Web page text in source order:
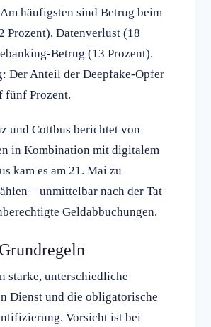
häufigsten sind Betrug beim
Prozent), Datenverlust (18
Betrug (13 Prozent).
Der Anteil der Deepfake-Opfer
fünf Prozent.
und Cottbus berichtet von
in Kombination mit digitalem
kam es am 21. Mai zu
– unmittelbar nach der Tat
Geldabbuchungen.
starke, unterschiedliche
Dienst und die obligatorische
Vorsicht ist bei